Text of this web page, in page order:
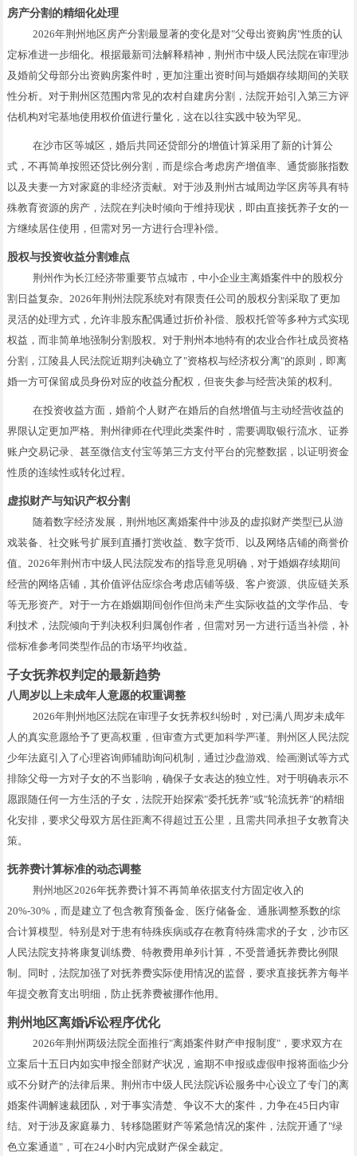
房产分割的精细化处理
2026年荆州地区房产分割最显著的变化是对"父母出资购房"性质的认
定标准进一步细化。根据最新司法解释精神，荆州市中级人民法院在审理涉
及婚前父母部分出资购房案件时，更加注重出资时间与婚姻存续期间的关联
性分析。对于荆州区范围内常见的农村自建房分割，法院开始引入第三方评
估机构对宅基地使用权价值进行量化，这在以往实践中较为罕见。
在沙市区等城区，婚后共同还贷部分的增值计算采用了新的计算公
式，不再简单按照还贷比例分割，而是综合考虑房产增值率、通货膨胀指数
以及夫妻一方对家庭的非经济贡献。对于涉及荆州古城周边学区房等具有特
殊教育资源的房产，法院在判决时倾向于维持现状，即由直接抚养子女的一
方继续居住使用，但需对另一方进行合理补偿。
股权与投资收益分割难点
荆州作为长江经济带重要节点城市，中小企业主离婚案件中的股权分
割日益复杂。2026年荆州法院系统对有限责任公司的股权分割采取了更加
灵活的处理方式，允许非股东配偶通过折价补偿、股权托管等多种方式实现
权益，而非简单地强制分割股权。对于荆州本地特有的农业合作社成员资格
分割，江陵县人民法院近期判决确立了"资格权与经济权分离"的原则，即离
婚一方可保留成员身份对应的收益分配权，但丧失参与经营决策的权利。
在投资收益方面，婚前个人财产在婚后的自然增值与主动经营收益的
界限认定更加严格。荆州律师在代理此类案件时，需要调取银行流水、证券
账户交易记录、甚至微信支付宝等第三方支付平台的完整数据，以证明资金
性质的连续性或转化过程。
虚拟财产与知识产权分割
随着数字经济发展，荆州地区离婚案件中涉及的虚拟财产类型已从游
戏装备、社交账号扩展到直播打赏收益、数字货币、以及网络店铺的商誉价
值。2026年荆州市中级人民法院发布的指导意见明确，对于婚姻存续期间
经营的网络店铺，其价值评估应综合考虑店铺等级、客户资源、供应链关系
等无形资产。对于一方在婚姻期间创作但尚未产生实际收益的文学作品、专
利技术，法院倾向于判决权利归属创作者，但需对另一方进行适当补偿，补
偿标准参考同类型作品的市场平均收益。
子女抚养权判定的最新趋势
八周岁以上未成年人意愿的权重调整
2026年荆州地区法院在审理子女抚养权纠纷时，对已满八周岁未成年
人的真实意愿给予了更高权重，但审查方式更加科学严谨。荆州区人民法院
少年法庭引入了心理咨询师辅助询问机制，通过沙盘游戏、绘画测试等方式
排除父母一方对子女的不当影响，确保子女表达的独立性。对于明确表示不
愿跟随任何一方生活的子女，法院开始探索"委托抚养"或"轮流抚养"的精细
化安排，要求父母双方居住距离不得超过五公里，且需共同承担子女教育决
策。
抚养费计算标准的动态调整
荆州地区2026年抚养费计算不再简单依据支付方固定收入的
20%-30%，而是建立了包含教育预备金、医疗储备金、通胀调整系数的综
合计算模型。特别是对于患有特殊疾病或存在教育特殊需求的子女，沙市区
人民法院支持将康复训练费、特教费用单列计算，不受普通抚养费比例限
制。同时，法院加强了对抚养费实际使用情况的监督，要求直接抚养方每半
年提交教育支出明细，防止抚养费被挪作他用。
荆州地区离婚诉讼程序优化
2026年荆州两级法院全面推行"离婚案件财产申报制度"，要求双方在
立案后十五日内如实申报全部财产状况，逾期不申报或虚假申报将面临少分
或不分财产的法律后果。荆州市中级人民法院诉讼服务中心设立了专门的离
婚案件调解速裁团队，对于事实清楚、争议不大的案件，力争在45日内审
结。对于涉及家庭暴力、转移隐匿财产等紧急情况的案件，法院开通了"绿
色立案通道"，可在24小时内完成财产保全裁定。